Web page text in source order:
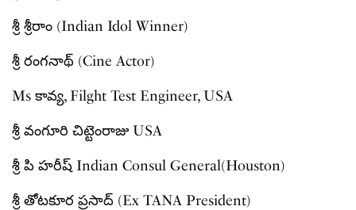
శ్రీ శ్రీరాం (Indian Idol Winner)
శ్రీ రంగనాథ్ (Cine Actor)
Ms కావ్య, Filght Test Engineer, USA
శ్రీ వంగూరి చిట్టెంరాజు USA
శ్రీ పి హరీష్ Indian Consul General(Houston)
శ్రీ తోటకూర ప్రసాద్ (Ex TANA President)